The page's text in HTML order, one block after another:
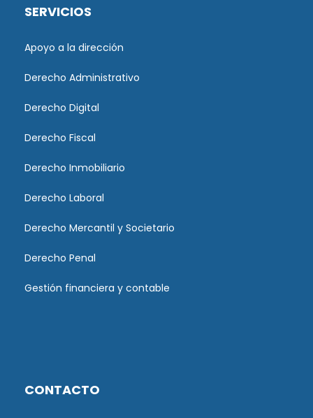
SERVICIOS
Apoyo a la dirección
Derecho Administrativo
Derecho Digital
Derecho Fiscal
Derecho Inmobiliario
Derecho Laboral
Derecho Mercantil y Societario
Derecho Penal
Gestión financiera y contable
CONTACTO